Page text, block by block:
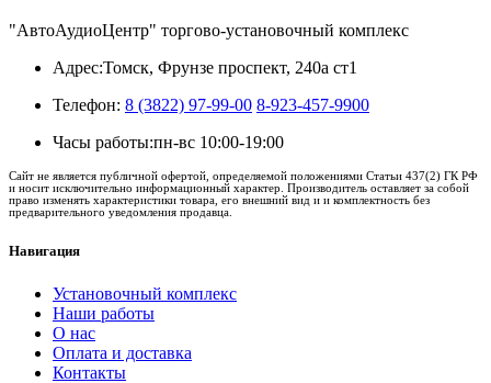
"АвтоАудиоЦентр" торгово-установочный комплекс
Адрес:Томск, Фрунзе проспект, 240а ст1
Телефон: 8 (3822) 97-99-00 8-923-457-9900
Часы работы:пн-вс 10:00-19:00
Сайт не является публичной офертой, определяемой положениями Статьи 437(2) ГК РФ
и носит исключительно информационный характер. Производитель оставляет за собой
право изменять характеристики товара, его внешний вид и и комплектность без
предварительного уведомления продавца.
Навигация
Установочный комплекс
Наши работы
О нас
Оплата и доставка
Контакты